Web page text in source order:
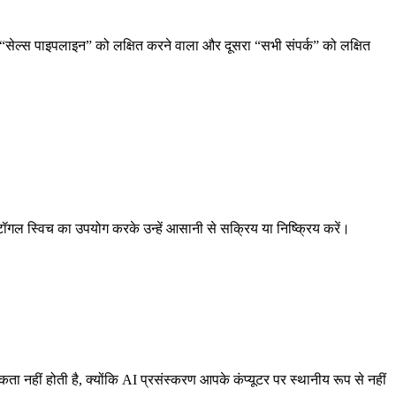
को लक्षित करने वाला और दूसरा “सभी संपर्क” को लक्षित
का उपयोग करके उन्हें आसानी से सक्रिय या निष्क्रिय करें।
नहीं होती है, क्योंकि AI प्रसंस्करण आपके कंप्यूटर पर स्थानीय रूप से नहीं